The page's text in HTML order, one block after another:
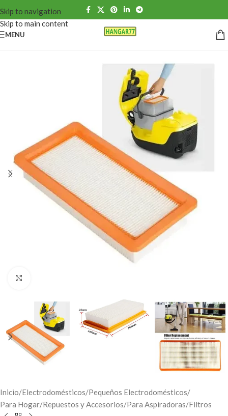
Skip to navigation
Skip to main content
MENU
Inicio/Electrodomésticos/Pequeños Electrodomésticos/
Para Hogar/Repuestos y Accesorios/Para Aspiradoras/Filtros